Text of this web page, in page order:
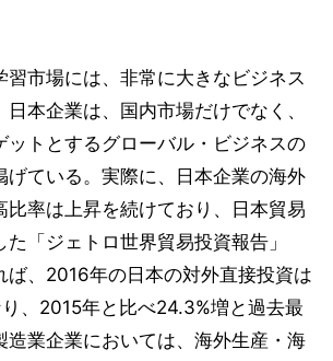
習市場には、非常に大きなビジネス
本企業は、国内市場だけでなく、
ットとするグローバル・ビジネスの
げている。実際に、日本企業の海外
比率は上昇を続けており、日本貿易
「ジェトロ世界貿易投資報告」
ば、2016年の日本の対外直接投資は
、2015年と比べ24.3%増と過去最
造業企業においては、海外生産・海